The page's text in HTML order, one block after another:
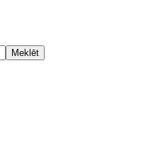
Meklēt